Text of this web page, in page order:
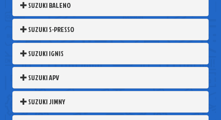
SUZUKI BALENO
SUZUKI S-PRESSO
SUZUKI IGNIS
SUZUKI APV
SUZUKI JIMNY